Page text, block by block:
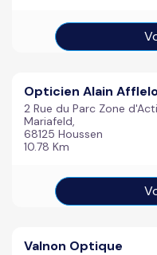
Opticien Alain
2 Rue du Parc Zone
Mariafeld,
68125 Houssen
10.78 Km
Valnon Optique